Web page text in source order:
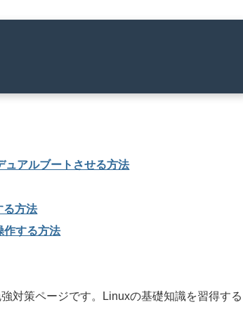
アルブートさせる方法
る方法
作する方法
対策ページです。Linuxの基礎知識を習得する